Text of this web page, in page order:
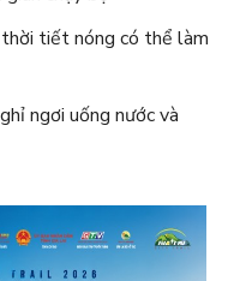
tiết nóng có thể làm
ngơi uống nước và